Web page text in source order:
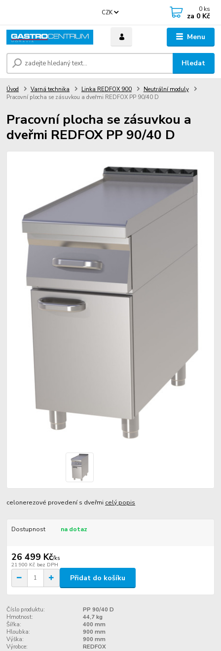
Menu
CZK
Hledat
0 ks
za 0 Kč
Úvod Varná technika Linka REDFOX 900
Neutrální moduly
Pracovní plocha se zásuvkou a dveřmi REDFOX PP 90/40 D
Pracovní plocha se zásuvkou a
dveřmi REDFOX PP 90/40 D
celonerezové provedení s dveřmi celý popis
Dostupnost na dotaz
26 499 Kč/ks
21 900 Kč bez DPH
Přidat do košíku
Číslo produktu:
PP 90/40 D
Hmotnost:
44,7 kg
Šířka:
400 mm
Hloubka:
900 mm
Výška:
900 mm
Výrobce:
REDFOX